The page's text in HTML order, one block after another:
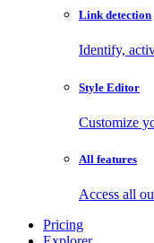
Link detection
Identify,
Style Editor
Customize
All features
Access all
Pricing